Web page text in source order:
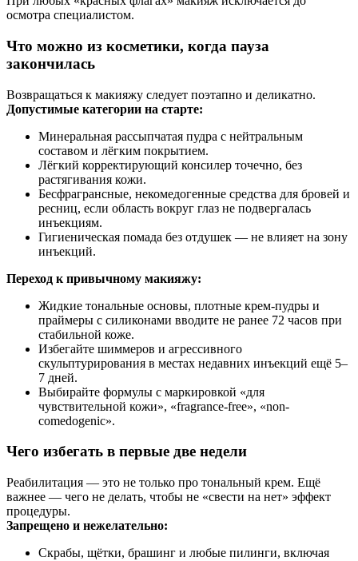
осмотра специалистом.
Что можно из косметики, когда пауза
закончилась
Возвращаться к макияжу следует поэтапно и деликатно.
Допустимые категории на старте:
Минеральная рассыпчатая пудра с нейтральным
составом и лёгким покрытием.
Лёгкий корректирующий консилер точечно, без
растягивания кожи.
Бесфрагрансные, некомедогенные средства для бровей и
ресниц, если область вокруг глаз не подвергалась
инъекциям.
Гигиеническая помада без отдушек — не влияет на зону
инъекций.
Переход к привычному макияжу:
Жидкие тональные основы, плотные крем-пудры и
праймеры с силиконами вводите не ранее 72 часов при
стабильной коже.
Избегайте шиммеров и агрессивного
скульптурирования в местах недавних инъекций ещё 5–
7 дней.
Выбирайте формулы с маркировкой «для
чувствительной кожи», «fragrance-free», «non-
comedogenic».
Чего избегать в первые две недели
Реабилитация — это не только про тональный крем. Ещё
важнее — чего не делать, чтобы не «свести на нет» эффект
процедуры.
Запрещено и нежелательно:
Скрабы, щётки, брашинг и любые пилинги, включая